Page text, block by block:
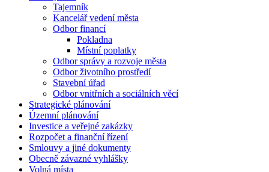
Tajemník
Kancelář vedení města
Odbor financí
Pokladna
Místní poplatky
Odbor správy a rozvoje města
Odbor životního prostředí
Stavební úřad
Odbor vnitřních a sociálních věcí
Strategické plánování
Územní plánování
Investice a veřejné zakázky
Rozpočet a finanční řízení
Smlouvy a jiné dokumenty
Obecně závazné vyhlášky
Volná místa